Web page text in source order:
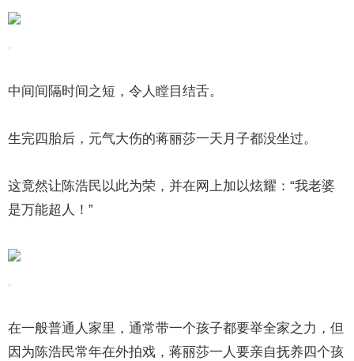
中间间隔时间之短，令人瞠目结舌。
生完四胎后，元气大伤的蒋丽莎一天月子都没坐过。
这竟然让陈浩民以此为荣，并在网上加以炫耀：“我老婆
是万能超人！”
在一般普通人家里，通常带一个孩子都要举全家之力，但
因为陈浩民常年在外拍戏，蒋丽莎一人要亲自抚养四个孩